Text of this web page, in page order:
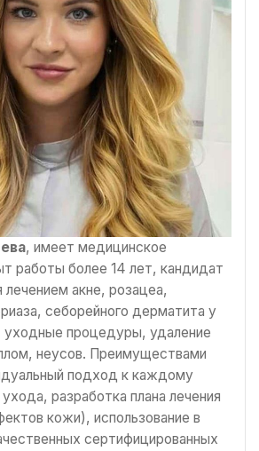
, имеет медицинское
работы более 14 лет, кандидат
лечением акне, розацеа,
себорейного дерматита у
уходные процедуры, удаление
неусов. Преимуществами
подход к каждому
разработка плана лечения
кожи), использование в
сертифицированных